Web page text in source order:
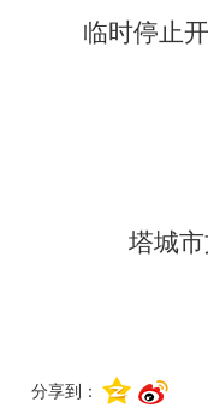
临时停止
塔城
分享到：